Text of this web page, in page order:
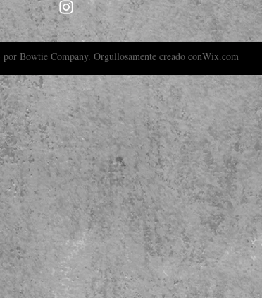
Bowtie Company. Orgullosamente creado conWix.com